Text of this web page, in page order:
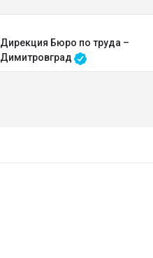
Дирекция Бюро по труда –
Димитровград